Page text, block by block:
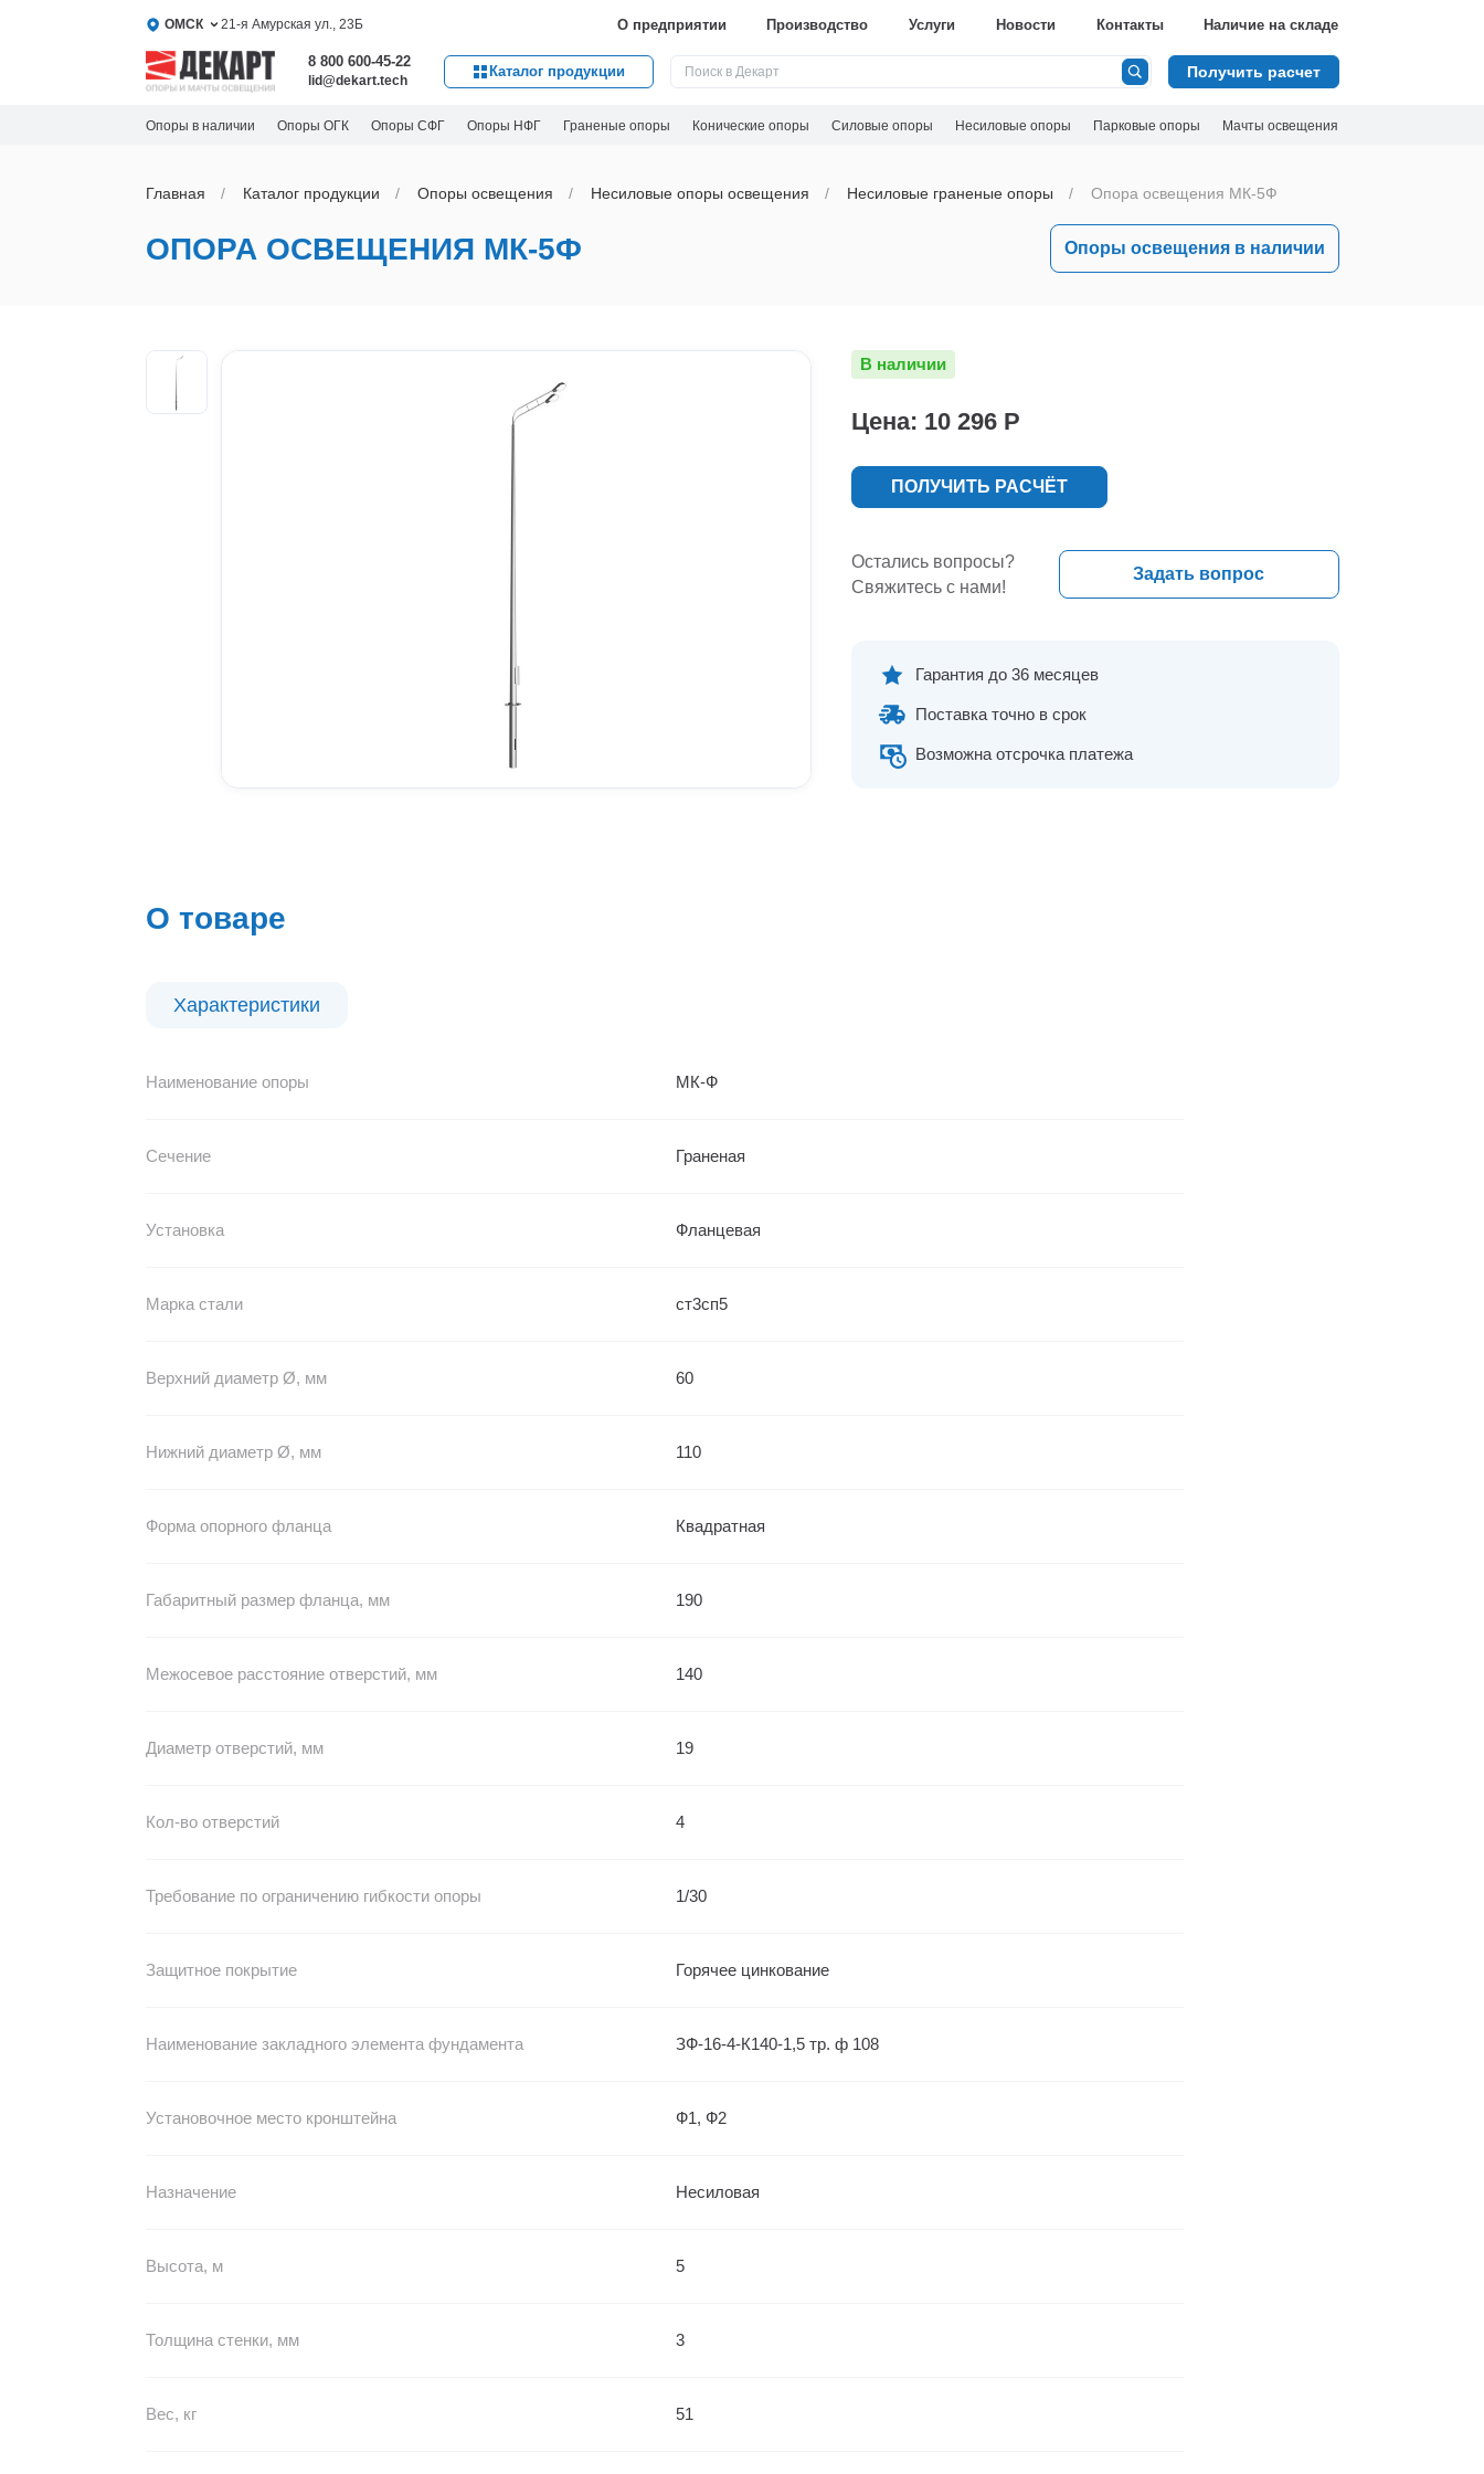
ОМСК 21-я Амурская ул., 23Б О предприятии Производство Услуги Новости Контакты Наличие на складе
8 800 600-45-22
lid@dekart.tech
Каталог продукции Получить расчет
Опоры в наличии Опоры ОГК Опоры СФГ Опоры НФГ Граненые опоры Конические опоры Силовые опоры Несиловые опоры Парковые опоры Мачты освещения
Главная Каталог продукции Oпоры oсвeщения Несиловые опоры освещения Несиловые граненые опоры Опора освещения МК-5Ф
ОПОРА ОСВЕЩЕНИЯ МК-5Ф Опоры освещения в наличии
В наличии
Цена: 10 296 Р
ПОЛУЧИТЬ РАСЧЁТ
Остались вопросы?
Свяжитесь с нами!
Задать вопрос
Гарантия до 36 месяцев
Поставка точно в срок
Возможна отсрочка платежа
О товаре
Характеристики
Наименование опоры МК-Ф
Сечение Граненая
Установка Фланцевая
Марка стали ст3сп5
Верхний диаметр Ø, мм 60
Нижний диаметр Ø, мм 110
Форма опорного фланца Квадратная
Габаритный размер фланца, мм 190
Межосевое расстояние отверстий, мм 140
Диаметр отверстий, мм 19
Кол-во отверстий 4
Требование по ограничению гибкости опоры 1/30
Защитное покрытие Горячее цинкование
Наименование закладного элемента фундамента ЗФ-16-4-К140-1,5 тр. ф 108
Установочное место кронштейна Ф1, Ф2
Назначение Несиловая
Высота, м 5
Толщина стенки, мм 3
Вес, кг 51